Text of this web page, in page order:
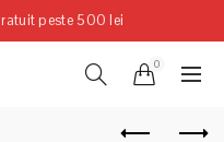
peste 500 lei
0